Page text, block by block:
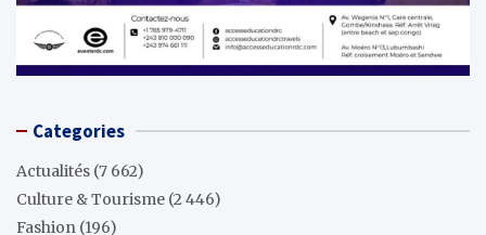
Categories
Actualités (7 662)
Culture & Tourisme (2 446)
Fashion (196)